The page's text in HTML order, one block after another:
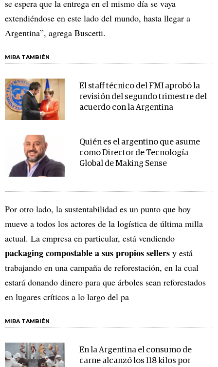
se espera que la entrega en el mismo día se vaya
extendiéndose en este lado del mundo, hasta llegar a
Argentina”, agrega Buscetti.
MIRA TAMBIÉN
El staff técnico del FMI aprobó la
revisión del segundo trimestre del
acuerdo con la Argentina
Quién es el argentino que asume
como Director de Tecnología
Global de Making Sense
Por otro lado, la sustentabilidad es un punto que hoy
mueve a todos los actores de la logística de última milla
actual. La empresa en particular, está vendiendo
packaging compostable a sus propios sellers y está
trabajando en una campaña de reforestación, en la cual
estará donando dinero para que árboles sean reforestados
en lugares críticos a lo largo del pa
MIRA TAMBIÉN
En la Argentina el consumo de
carne alcanzó los 118 kilos por